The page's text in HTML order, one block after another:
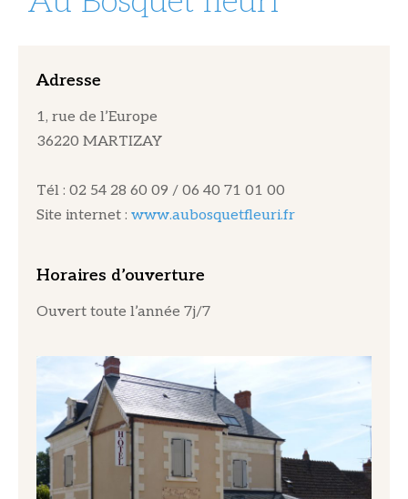
Adresse
1, rue de l’Europe
36220 MARTIZAY
Tél : 02 54 28 60 09 / 06 40 71 01 00
Site internet : www.aubosquetfleuri.fr
Horaires d’ouverture
Ouvert toute l’année 7j/7